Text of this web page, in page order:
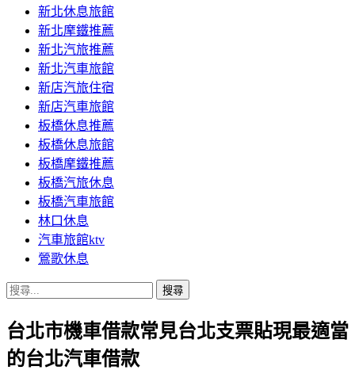
新北休息旅館
新北摩鐵推薦
新北汽旅推薦
新北汽車旅館
新店汽旅住宿
新店汽車旅館
板橋休息推薦
板橋休息旅館
板橋摩鐵推薦
板橋汽旅休息
板橋汽車旅館
林口休息
汽車旅館ktv
鶯歌休息
搜
關
鍵
字:
台北市機車借款常見台北支票貼現最適當
的台北汽車借款